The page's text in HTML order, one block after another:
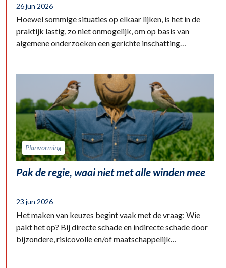
26 jun 2026
Hoewel sommige situaties op elkaar lijken, is het in de
praktijk lastig, zo niet onmogelijk, om op basis van
algemene onderzoeken een gerichte inschatting…
Planvorming
Pak de regie, waai niet met alle winden mee
23 jun 2026
Het maken van keuzes begint vaak met de vraag: Wie
pakt het op? Bij directe schade en indirecte schade door
bijzondere, risicovolle en/of maatschappelijk…